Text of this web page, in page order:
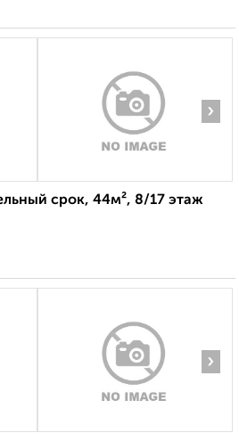
›
срок, 44м², 8/17 этаж
›